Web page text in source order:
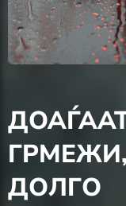
ДОЛГО